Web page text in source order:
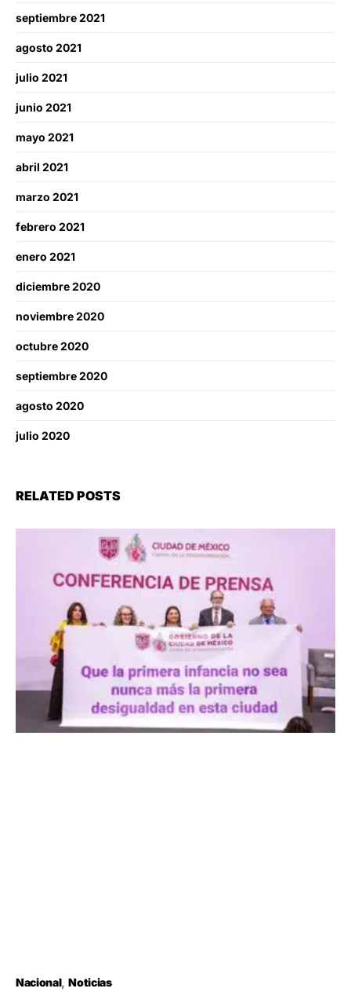
septiembre 2021
agosto 2021
julio 2021
junio 2021
mayo 2021
abril 2021
marzo 2021
febrero 2021
enero 2021
diciembre 2020
noviembre 2020
octubre 2020
septiembre 2020
agosto 2020
julio 2020
RELATED POSTS
Nacional Noticias